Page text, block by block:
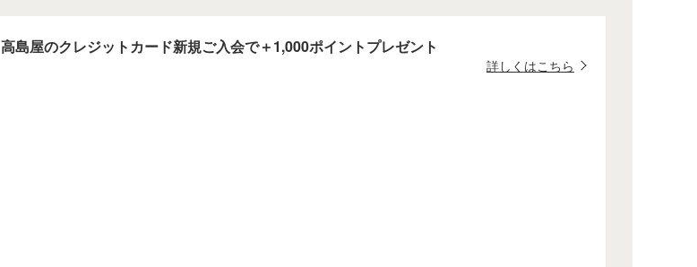
高島屋のクレジットカード新規ご入会で＋1,000ポイントプレゼント
詳しくはこちら